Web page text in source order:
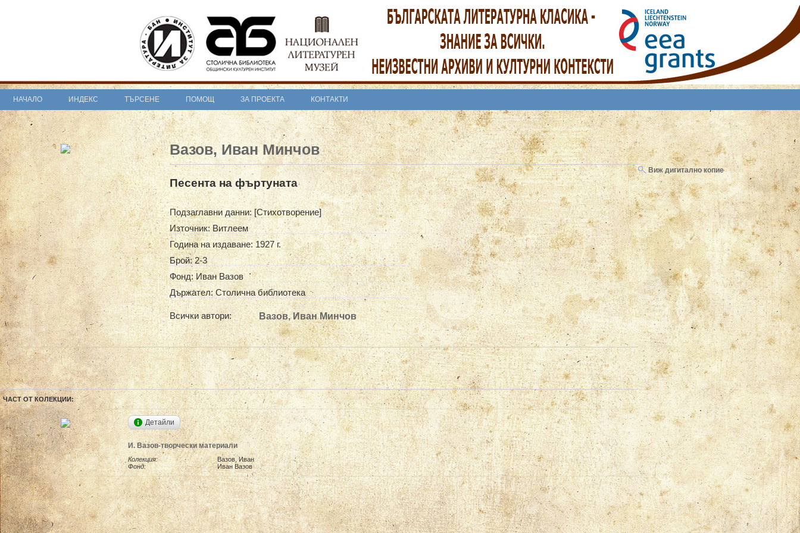
НАЧАЛО ИНДЕКС ТЪРСЕНЕ ПОМОЩ ЗА ПРОЕКТА КОНТАКТИ
Вазов, Иван Минчов
Песента на фъртуната
Подзаглавни данни: [Стихотворение]
Източник: Витлеем
Година на издаване: 1927 г.
Брой: 2-3
Фонд: Иван Вазов
Държател: Столична библиотека
Всички автори: Вазов, Иван Минчов
Виж дигитално копие
ЧАСТ ОТ КОЛЕКЦИИ:
Детайли
И. Вазов-творчески материали
Колекция:
Вазов, Иван
Фонд:
Иван Вазов